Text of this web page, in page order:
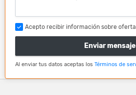
Acepto recibir información sobre
Enviar mensaje
Al enviar tus datos aceptas los Términos de